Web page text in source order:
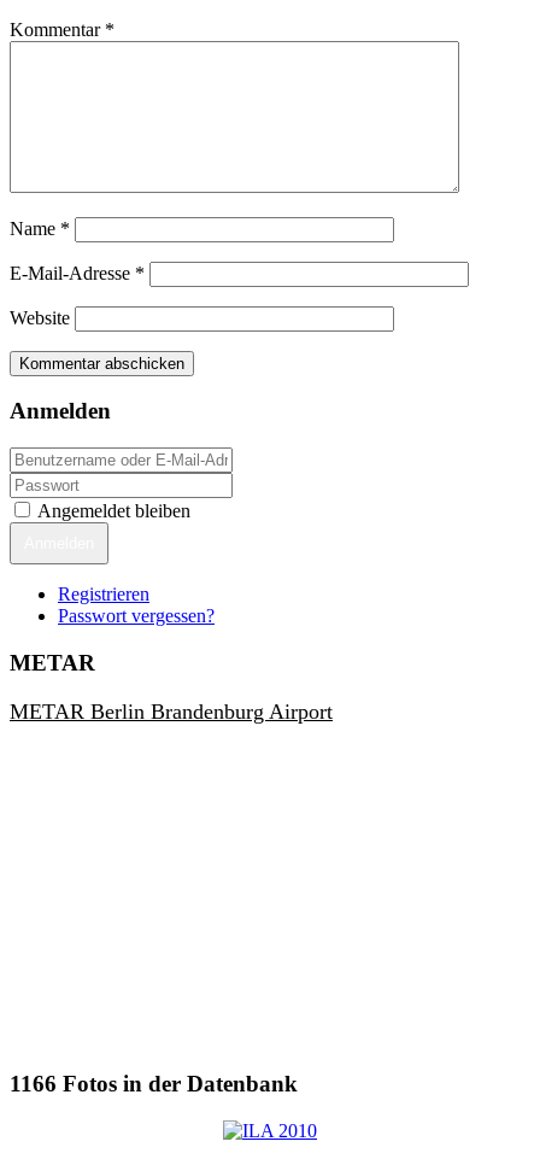
Kommentar *
Name *
E-Mail-Adresse *
Website
Anmelden
Angemeldet bleiben
Registrieren
Passwort vergessen?
METAR
METAR Berlin Brandenburg Airport
1166 Fotos in der Datenbank